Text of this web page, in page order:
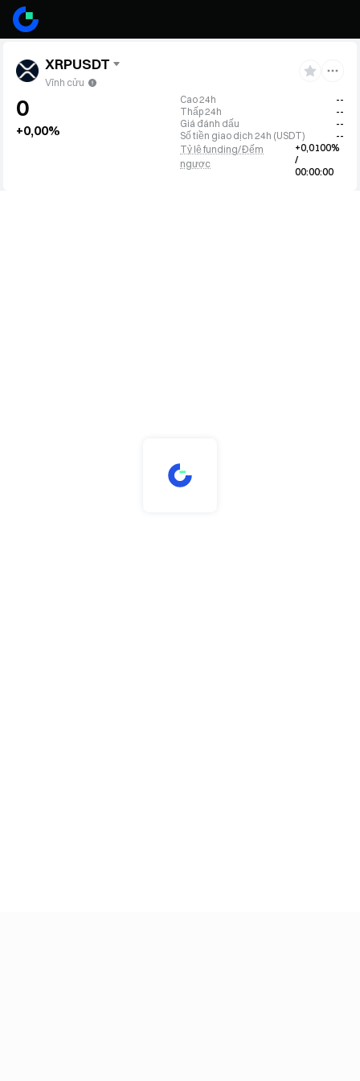
XRPUSDT
Vĩnh cửu
0
+0,00%
Cao 24h
--
Thấp 24h
--
Giá đánh dấu
--
Số tiền giao dịch 24h (USDT)
--
Tỷ lệ funding/Đếm
ngược
+0,0100%
/
00:00:00